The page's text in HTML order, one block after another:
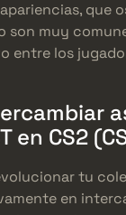
que
son muy
entre los
en CS2
tu
en